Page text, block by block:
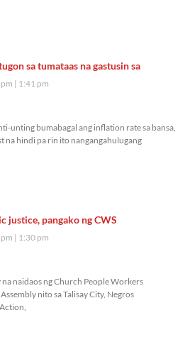
sa tumataas na gastusin sa
1:41 pm
unting bumabagal ang inflation rate sa bansa,
na hindi pa rin ito nangangahulugang
justice, pangako ng CWS
1:30 pm
naidaos ng Church People Workers
nito sa Talisay City, Negros